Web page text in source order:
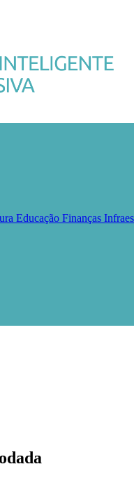
Educação Finanças